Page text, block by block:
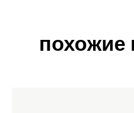
похожие